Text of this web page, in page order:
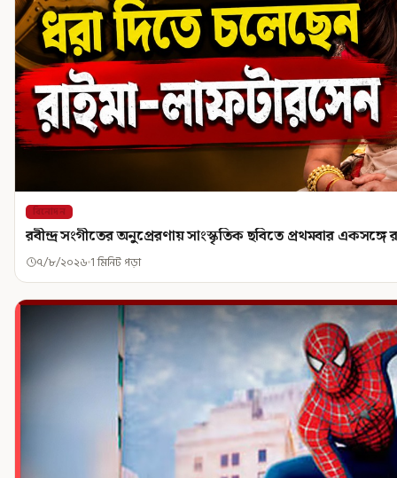
বিনোদন
রবীন্দ্র সংগীতের অনুপ্রেরণায় সাংস্কৃতিক ছবিতে প্রথমবার একসঙ্গে
৭/৮/২০২৬ 1 মিনিট পড়া